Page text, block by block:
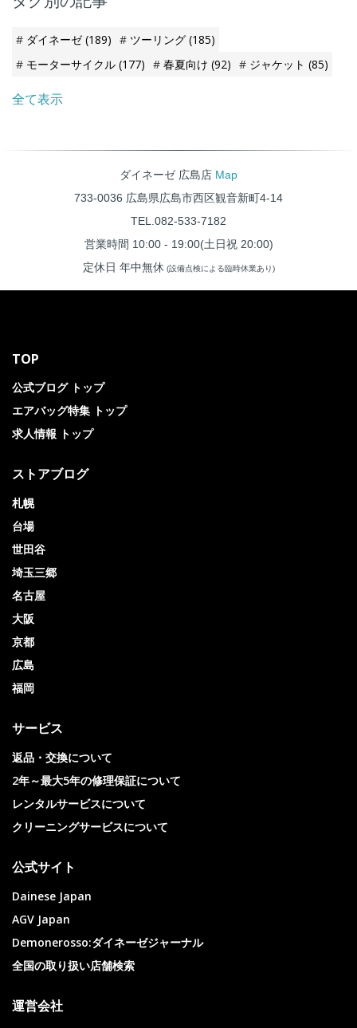
ダイネーゼ(189) ツーリング (185)
モーターサイクル (177) 春夏向け (92) ジャケット (85)
全て表示
ダイネーゼ 広島店 Map
733-0036 広島県広島市西区観音新町4-14
TEL.082-533-7182
営業時間 10:00 - 19:00(土日祝 20:00)
定休日 年中無休(設備点検による臨時休業あり)
TOP
公式ブログ トップ
エアバッグ特集 トップ
求人情報 トップ
ストアブログ
札幌
台場
世田谷
埼玉三郷
名古屋
大阪
京都
広島
福岡
サービス
返品・交換について
2年～最大5年の修理保証について
レンタルサービスについて
クリーニングサービスについて
公式サイト
Dainese Japan
AGV Japan
Demonerosso:ダイネーゼジャーナル
全国の取り扱い店舗検索
運営会社